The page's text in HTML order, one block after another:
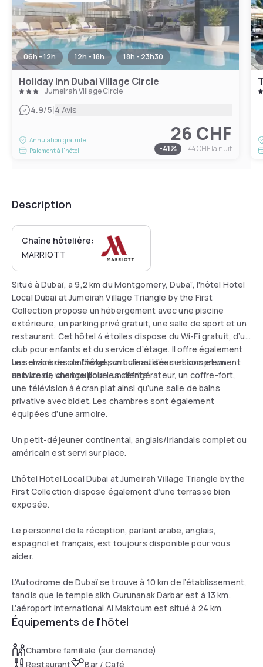
06h - 12h 12h - 18h 18h - 23h30
Holiday Inn Dubai Village Circle
Jumeirah Village Circle
4.9/5|4 Avis
Annulation gratuite
Paiement à l'hôtel
26 CHF
-41% 44 CHFla nuit
Description
Chaîne hôtelière:
MARRIOTT
Situé à Dubaï, à 9,2 km du Montgomery, Dubaï, l'hôtel Hotel
Local Dubai at Jumeirah Village Triangle by the First
Collection propose un hébergement avec une piscine
extérieure, un parking privé gratuit, une salle de sport et un
restaurant. Cet hôtel 4 étoiles dispose du Wi-Fi gratuit, d’un
club pour enfants et du service d’étage. Il offre également
un service de concierge, un bureau d’excursions et un
service de change pour les clients.
Les chambres de l’hôtel sont climatisées et comprennent
un bureau, une bouilloire, un réfrigérateur, un coffre-fort,
une télévision à écran plat ainsi qu’une salle de bains
privative avec bidet. Les chambres sont également
équipées d’une armoire.
Un petit-déjeuner continental, anglais/irlandais complet ou
américain est servi sur place.
L’hôtel Hotel Local Dubai at Jumeirah Village Triangle by the
First Collection dispose également d’une terrasse bien
exposée.
Le personnel de la réception, parlant arabe, anglais,
espagnol et français, est toujours disponible pour vous
aider.
L’Autodrome de Dubaï se trouve à 10 km de l’établissement,
tandis que le temple sikh Gurunanak Darbar est à 13 km.
L'aéroport international Al Maktoum est situé à 24 km.
Équipements de l'hôtel
Chambre familiale (sur demande)
Restaurant
Bar / Café